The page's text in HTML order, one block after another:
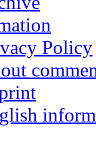
Policy